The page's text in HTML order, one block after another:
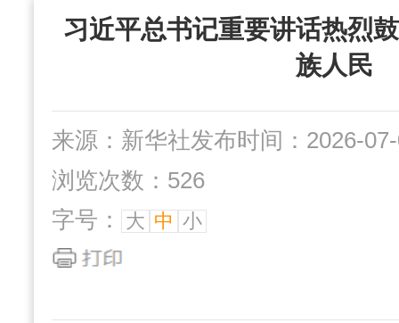
“三位一体”组织社办企业 互动交流
习近平总书记重要讲话热烈
族人民
来源：新华社发布时间：2026-
浏览次数：526
字号：
大 中 小